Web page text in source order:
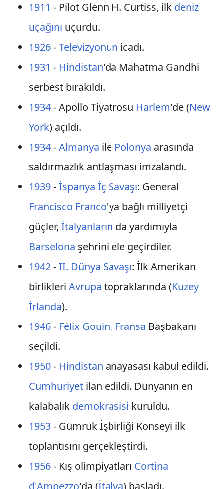
1911 - Pilot Glenn H. Curtiss, ilk deniz
uçağını uçurdu.
1926-Televizyonun icadı.
1931 - Hindistan'da Mahatma Gandhi
serbest bırakıldı.
1934- Apollo Tiyatrosu Harlem'de (New
York) açıldı.
1934-Almanya ile Polonya arasında
saldırmazlık antlaşması imzalandı.
1939-İspanya İç Savaşı: General
Francisco Franco'ya bağlı milliyetçi
güçler, İtalyanların da yardımıyla
Barselona şehrini ele geçirdiler.
1942-II. Dünya Savaşı: İlk Amerikan
birlikleri Avrupa topraklarında (Kuzey
İrlanda).
1946- Félix Gouin, Fransa Başbakanı
seçildi.
1950- Hindistan anayasası kabul edildi.
Cumhuriyetilan edildi. Dünyanın en
kalabalık demokrasisi kuruldu.
1953- Gümrük İşbirliği Konseyi ilk
toplantısını gerçekleştirdi.
1956- Kış olimpiyatları Cortina
d'Ampezzo'da (İtalya) başladı.